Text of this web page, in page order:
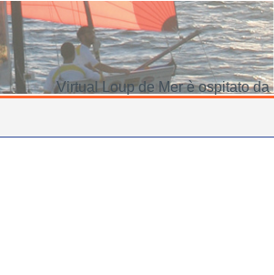
Virtual Loup de Mer è ospitato da